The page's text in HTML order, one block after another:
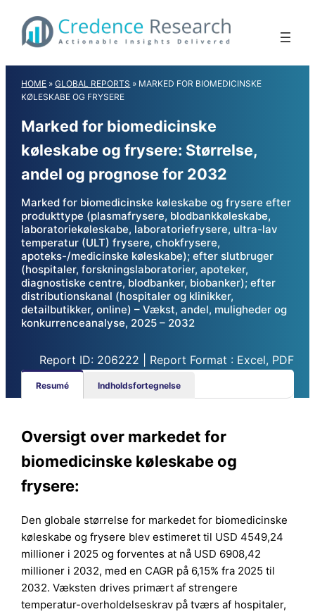
content
HOME »GLOBAL REPORTS » MARKED FOR BIOMEDICINSKE
KØLESKABE OG FRYSERE
Marked for biomedicinske
køleskabe og frysere: Størrelse,
andel og prognose for 2032
Marked for biomedicinske køleskabe og frysere efter
produkttype (plasmafrysere, blodbankkøleskabe,
laboratoriekøleskabe, laboratoriefrysere, ultra-lav
temperatur (ULT) frysere, chokfrysere,
apoteks-/medicinske køleskabe); efter slutbruger
(hospitaler, forskningslaboratorier, apoteker,
diagnostiske centre, blodbanker, biobanker); efter
distributionskanal (hospitaler og klinikker,
detailbutikker, online) – Vækst, andel, muligheder og
konkurrenceanalyse, 2025 – 2032
Report ID: 206222 | Report Format : Excel, PDF
Resumé Indholdsfortegnelse
Oversigt over markedet for
biomedicinske køleskabe og
frysere:
Den globale størrelse for markedet for biomedicinske
køleskabe og frysere blev estimeret til USD 4549,24
millioner i 2025 og forventes at nå USD 6908,42
millioner i 2032, med en CAGR på 6,15% fra 2025 til
2032. Væksten drives primært af strengere
temperatur-overholdelseskrav på tværs af hospitaler,